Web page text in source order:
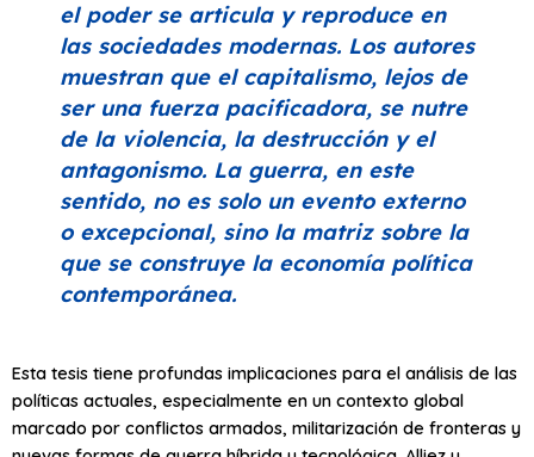
el poder se articula y reproduce en
las sociedades modernas. Los autores
muestran que el capitalismo, lejos de
ser una fuerza pacificadora, se nutre
de la violencia, la destrucción y el
antagonismo. La guerra, en este
sentido, no es solo un evento externo
o excepcional, sino la matriz sobre la
que se construye la economía política
contemporánea.
Esta tesis tiene profundas implicaciones para el análisis de las
políticas actuales, especialmente en un contexto global
marcado por conflictos armados, militarización de fronteras y